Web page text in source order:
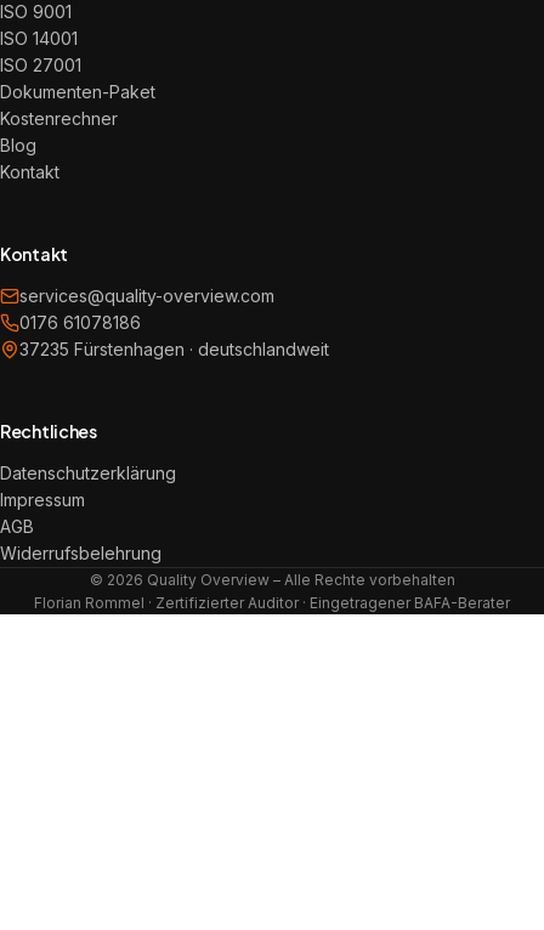
ISO 9001
ISO 14001
ISO 27001
Dokumenten-Paket
Kostenrechner
Blog
Kontakt
Kontakt
services@quality-overview.com
0176 61078186
37235 Fürstenhagen · deutschlandweit
Rechtliches
Datenschutzerklärung
Impressum
AGB
Widerrufsbelehrung
© 2026 Quality Overview – Alle Rechte vorbehalten
Florian Rommel · Zertifizierter Auditor · Eingetragener BAFA-Berater